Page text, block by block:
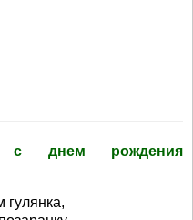
с днем рождения